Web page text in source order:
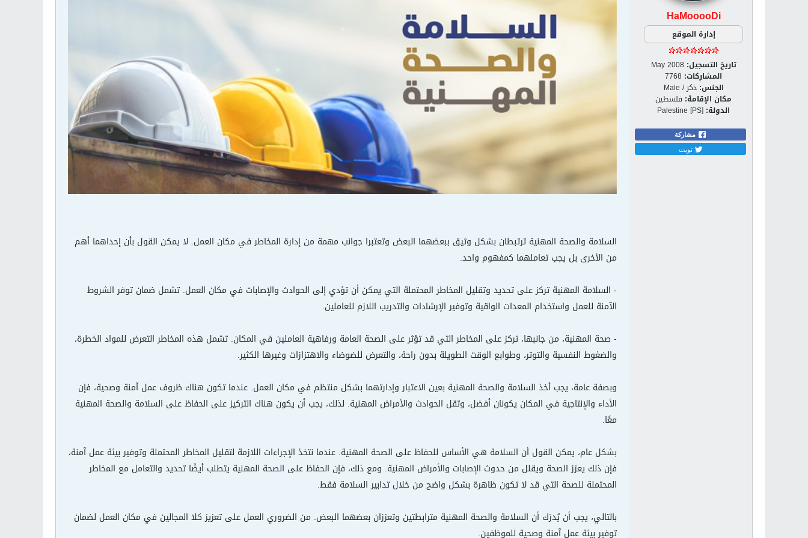
HaMooooDi
إدارة الموقع
تاريخ التسجيل: May 2008
المشاركات: 7768
الجنس: ذكر / Male
مكان الإقامة: فلسطين
الدولة: Palestine [PS]
مشاركة
تويت
السلامة والصحة المهنية ترتبطان بشكل وثيق ببعضهما البعض وتعتبرا جوانب مهمة من إدارة المخاطر في مكان العمل. لا يمكن القول بأن إحداهما أهم
من الأخرى بل يجب تعاملهما كمفهوم واحد.
- السلامة المهنية تركز على تحديد وتقليل المخاطر المحتملة التي يمكن أن تؤدي إلى الحوادث والإصابات في مكان العمل. تشمل ضمان توفر الشروط
الآمنة للعمل واستخدام المعدات الواقية وتوفير الإرشادات والتدريب اللازم للعاملين.
- صحة المهنية، من جانبها، تركز على المخاطر التي قد تؤثر على الصحة العامة ورفاهية العاملين في المكان. تشمل هذه المخاطر التعرض للمواد الخطرة،
والضغوط النفسية والتوتر، وطوابع الوقت الطويلة بدون راحة، والتعرض للضوضاء والاهتزازات وغيرها الكثير.
وبصفة عامة، يجب أخذ السلامة والصحة المهنية بعين الاعتبار وإدارتهما بشكل منتظم في مكان العمل. عندما تكون هناك ظروف عمل آمنة وصحية، فإن
الأداء والإنتاجية في المكان يكونان أفضل، وتقل الحوادث والأمراض المهنية. لذلك، يجب أن يكون هناك التركيز على الحفاظ على السلامة والصحة المهنية
معًا.
بشكل عام، يمكن القول أن السلامة هي الأساس للحفاظ على الصحة المهنية. عندما نتخذ الإجراءات اللازمة لتقليل المخاطر المحتملة وتوفير بيئة عمل آمنة،
فإن ذلك يعزز الصحة ويقلل من حدوث الإصابات والأمراض المهنية. ومع ذلك، فإن الحفاظ على الصحة المهنية يتطلب أيضًا تحديد والتعامل مع المخاطر
المحتملة للصحة التي قد لا تكون ظاهرة بشكل واضح من خلال تدابير السلامة فقط.
بالتالي، يجب أن يُدرَك أن السلامة والصحة المهنية مترابطتين وتعززان بعضهما البعض. من الضروري العمل على تعزيز كلا المجالين في مكان العمل لضمان
توفير بيئة عمل آمنة وصحية للموظفين.​